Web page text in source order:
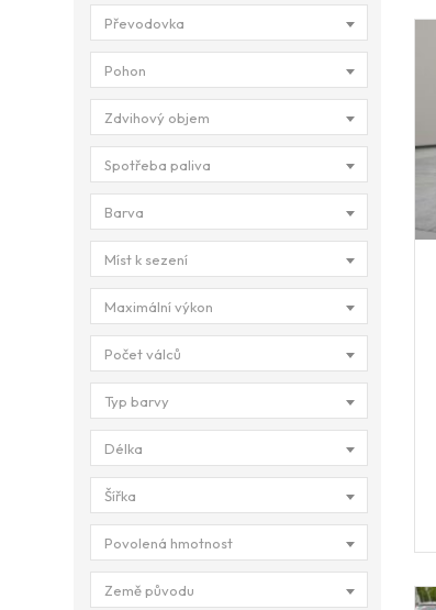
Převodovka
Pohon
Zdvihový objem
Spotřeba paliva
Barva
Míst k sezení
Maximální výkon
Počet válců
Typ barvy
Délka
Šířka
Povolená hmotnost
Země původu